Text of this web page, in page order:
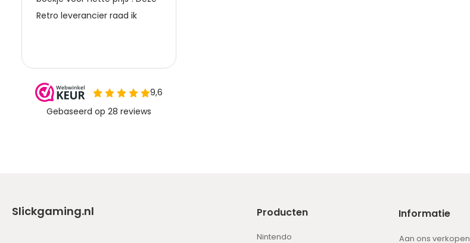
Slickgaming.nl Producten
Nintendo
Informatie
Aan ons verkopen